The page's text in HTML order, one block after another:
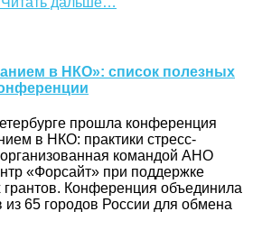
в НКО»: список полезных
прошла конференция
в НКО: практики стресс-
командой АНО
«Форсайт» при поддержке
грантов. Конференция объединила
из 65 городов России для обмена